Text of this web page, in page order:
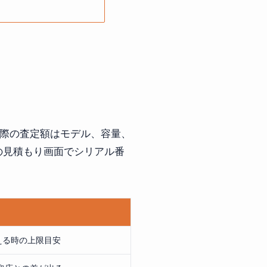
査定額はモデル、容量、
積もり画面でシリアル番
時の上限目安